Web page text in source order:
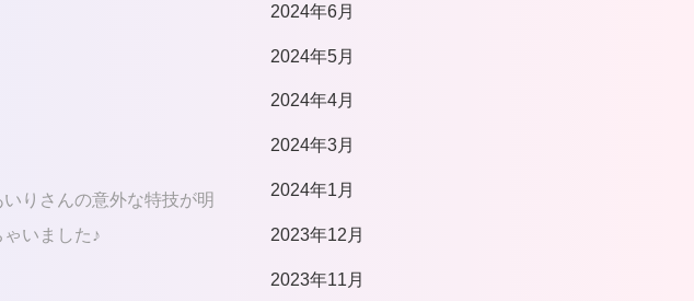
りさんの意外な特技が明
いました♪
2024年6月
2024年5月
2024年4月
2024年3月
2024年1月
2023年12月
2023年11月